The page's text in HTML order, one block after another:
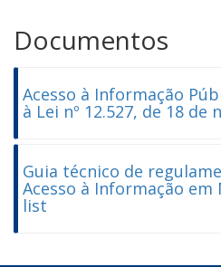
Documentos
Acesso à Informação
à Lei nº 12.527, de 18 de
Guia técnico de
Acesso à Informação em
list